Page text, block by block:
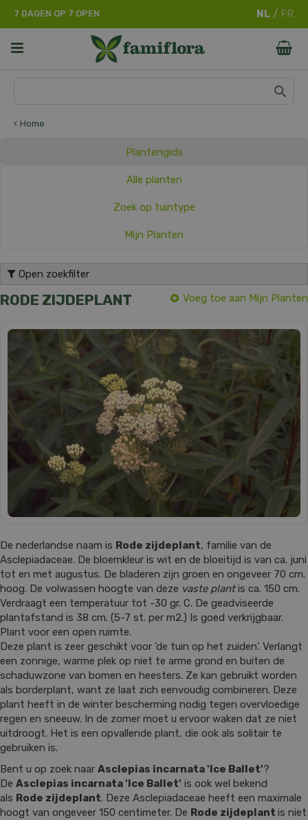
Home
7 DAGEN OP 7 OPEN
Plantengids
Alle planten
Zoek op tuintype
Mijn Planten
Open zoekfilter
RODE ZIJDEPLANT Voeg toe aan Mijn Planten
De nederlandse naam is Rode zijdeplant, familie van de
Asclepiadaceae. De bloemkleur is wit en de bloeitijd is van ca. juni
tot en met augustus. De bladeren zijn groen en ongeveer 70 cm.
hoog. De volwassen hoogte van deze vaste plantis ca. 150 cm.
Verdraagt een temperatuur tot -30 gr. C. De geadviseerde
plantafstand is 38 cm. (5-7 st. per m2.) Is goed verkrijgbaar.
Plant voor een open ruimte.
Deze plant is zeer geschikt voor 'de tuin op het zuiden'. Verlangt
een zonnige, warme plek op niet te arme grond en buiten de
schaduwzone van bomen en heesters. Ze kan gebruikt worden
als borderplant, want ze laat zich eenvoudig combineren. Deze
plant heeft in de winter bescherming nodig tegen overvloedige
regen en sneeuw. In de zomer moet u ervoor waken dat ze niet
uitdroogt. Het is een opvallende plant, die ook als solitair te
gebruiken is.
Bent u op zoek naar Asclepias incarnata 'Ice Ballet'?
De Asclepias incarnata 'Ice Ballet' is ook wel bekend
als Rode zijdeplant. Deze Asclepiadaceae heeft een maximale
hoogt van ongeveer 150 centimeter. De Rode zijdeplant is niet